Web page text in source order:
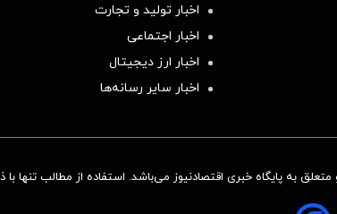
اخبار تولید و تجارت
اخبار اجتماعی
اخبار ارز دیجیتال
اخبار سایر رسانه‌‌ها
به پایگاه خبری اقتصادنیوز می‌باشد. استفاده از مطالب تنها با